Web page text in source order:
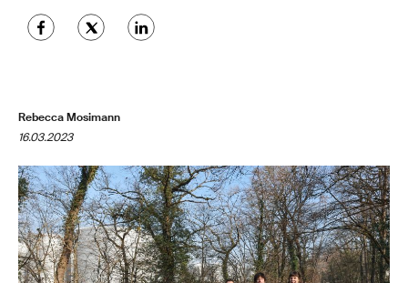
Rebecca Mosimann
16.03.2023